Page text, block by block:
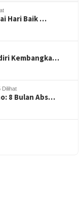
Hari Baik …
Kembangka…
Dilihat
8 Bulan Abs…